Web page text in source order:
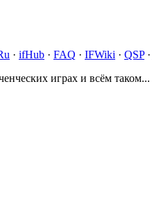
· ifHub · FAQ · IFWiki · QSP·
играх и всём таком...